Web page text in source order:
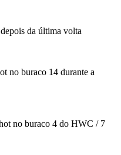
da última volta
no buraco 14 durante a
no buraco 4 do HWC / 7